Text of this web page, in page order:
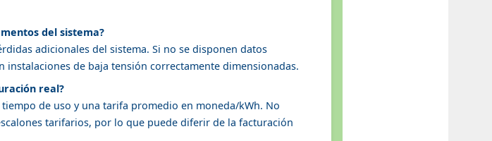
del sistema?
adicionales del sistema. Si no se disponen datos
instalaciones de baja tensión correctamente dimensionadas.
real?
de uso y una tarifa promedio en moneda/kWh. No
tarifarios, por lo que puede diferir de la facturación